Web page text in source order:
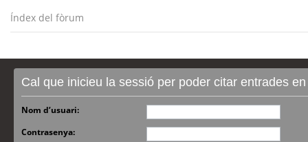
Índex del fòrum
Cal que inicieu la sessió per poder citar entrades
Nom d’usuari:
Contrasenya: